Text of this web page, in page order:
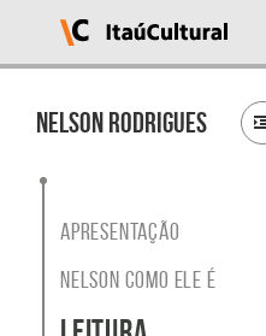
Ocupação
Itaú
Cultural
acessar?
Nelson Rodrigues
Apresentação
Nelson como ele é